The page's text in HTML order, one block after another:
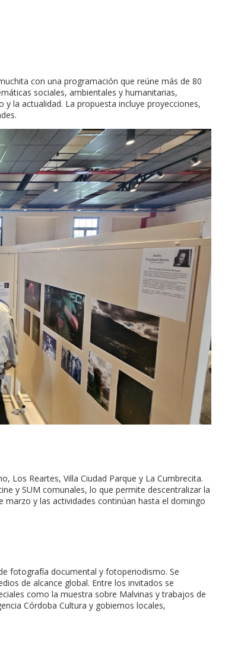
con una programación que reúne más de 80
sociales, ambientales y humanitarias,
la actualidad. La propuesta incluye proyecciones,
Los Reartes, Villa Ciudad Parque y La Cumbrecita.
y SUM comunales, lo que permite descentralizar la
marzo y las actividades continúan hasta el domingo
fotografía documental y fotoperiodismo. Se
de alcance global. Entre los invitados se
como la muestra sobre Malvinas y trabajos de
Córdoba Cultura y gobiernos locales,